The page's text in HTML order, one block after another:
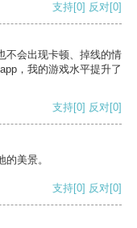
支持[0] 反对[0]
不会出现卡顿、掉线的情
，我的游戏水平提升了
支持[0] 反对[0]
美景。
支持[0] 反对[0]